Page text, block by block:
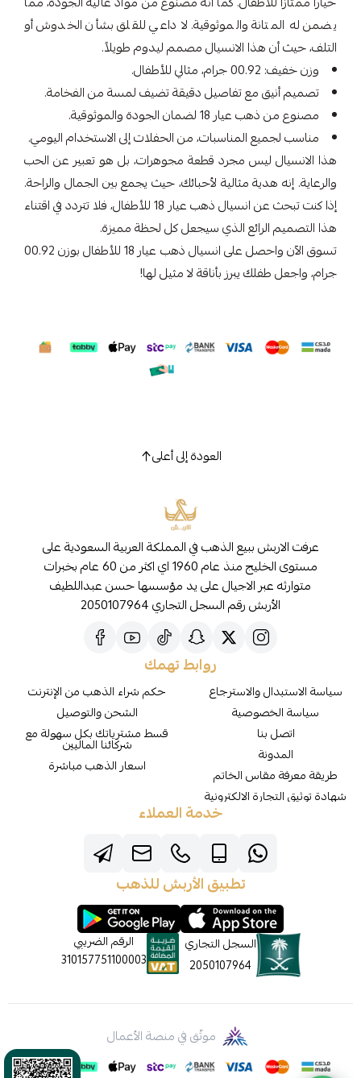
يضمن له المتانة والموثوقية. لا داعي للقلق بشأن الخدوش أو
التلف، حيث أن هذا الانسيال مصمم ليدوم طويلاً.
وزن خفيف: 00.92 جرام، مثالي للأطفال.
تصميم أنيق مع تفاصيل دقيقة تضيف لمسة من الفخامة.
مصنوع من ذهب عيار 18 لضمان الجودة والموثوقية.
مناسب لجميع المناسبات، من الحفلات إلى الاستخدام اليومي.
هذا الانسيال ليس مجرد قطعة مجوهرات، بل هو تعبير عن الحب
والرعاية. إنه هدية مثالية لأحبائك، حيث يجمع بين الجمال والراحة.
إذا كنت تبحث عن انسيال ذهب عيار 18 للأطفال، فلا تتردد في اقتناء
هذا التصميم الرائع الذي سيجعل كل لحظة مميزة.
تسوق الآن واحصل على انسيال ذهب عيار 18 للأطفال بوزن 00.92
جرام، واجعل طفلك يبرز بأناقة لا مثيل لها!
العودة إلى أعلى
عرفت الاربش ببيع الذهب في المملكة العربية السعودية على
مستوى الخليج منذ عام 1960 اي اكثر من 60 عام بخبرات
متوارثه عبر الاجيال على يد مؤسسها حسن عبداللطيف
الأربش رقم السجل التجاري 2050107964
روابط تهمك
سياسة الاستبدال والاسترجاع
سياسة الخصوصية
اتصل بنا
المدونة
طريقة معرفة مقاس الخاتم
شهادة توثيق التجارة الالكترونية
حكم شراء الذهب من الإنترنت
الشحن والتوصيل
قسط مشترياتك بكل سهولة مع
شركائنا الماليين
اسعار الذهب مباشرة
خدمة العملاء
تطبيق الأربش للذهب
السجل التجاري
2050107964
الرقم الضريبي
310157751100003
موثّق في منصة الأعمال